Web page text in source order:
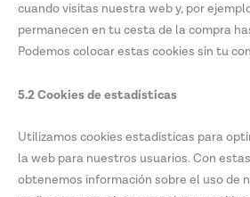
cuando visitas nuestra web y, por
permanecen en tu cesta de la compra
Podemos colocar estas cookies sin tu
5.2 Cookies de estadísticas
Utilizamos cookies estadísticas para
la web para nuestros usuarios. Con
obtenemos información sobre el uso de